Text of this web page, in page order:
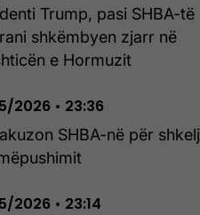
Trump, pasi SHBA-të
shkëmbyen zjarr në
e Hormuzit
2026 • 23:36
SHBA-në për
2026 • 23:14